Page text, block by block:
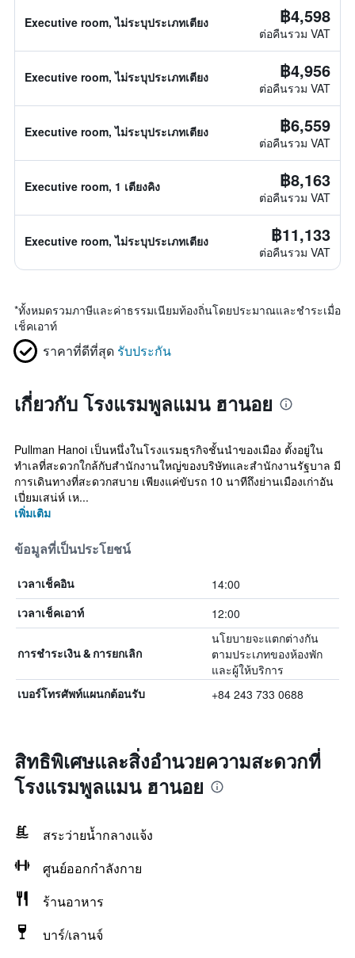
Executive room, ไม่ระบุประเภทเตียง ฿4,598
ต่อคืนรวม VAT
Executive room, ไม่ระบุประเภทเตียง ฿4,956
ต่อคืนรวม VAT
Executive room, ไม่ระบุประเภทเตียง ฿6,559
ต่อคืนรวม VAT
Executive room, 1 เตียงคิง ฿8,163
ต่อคืนรวม VAT
Executive room, ไม่ระบุประเภทเตียง ฿11,133
ต่อคืนรวม VAT
*ทั้งหมดรวมภาษีและค่าธรรมเนียมท้องถิ่นโดยประมาณและชำระเมื่อ
เช็คเอาท์
ราคาที่ดีที่สุด รับประกัน
เกี่ยวกับ โรงแรมพูลแมน ฮานอย
Pullman Hanoi เป็นหนึ่งในโรงแรมธุรกิจชั้นนำของเมือง ตั้งอยู่ใน
ทำเลที่สะดวกใกล้กับสำนักงานใหญ่ของบริษัทและสำนักงานรัฐบาล มี
การเดินทางที่สะดวกสบาย เพียงแค่ขับรถ 10 นาทีถึงย่านเมืองเก่าอัน
เปี่ยมเสน่ห์ เห...
เพิ่มเติม
ข้อมูลที่เป็นประโยชน์
เวลาเช็คอิน 14:00
เวลาเช็คเอาท์ 12:00
การชำระเงิน & การยกเลิก
นโยบายจะแตกต่างกัน
ตามประเภทของห้องพัก
และผู้ให้บริการ
เบอร์โทรศัพท์แผนกต้อนรับ +84 243 733 0688
สิทธิพิเศษและสิ่งอำนวยความสะดวกที่
โรงแรมพูลแมน ฮานอย
สระว่ายน้ำกลางแจ้ง
ศูนย์ออกกำลังกาย
ร้านอาหาร
บาร์/เลานจ์